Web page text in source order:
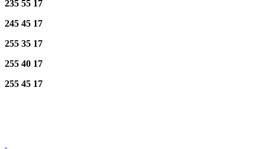
235 55 17
245 45 17
255 35 17
255 40 17
255 45 17